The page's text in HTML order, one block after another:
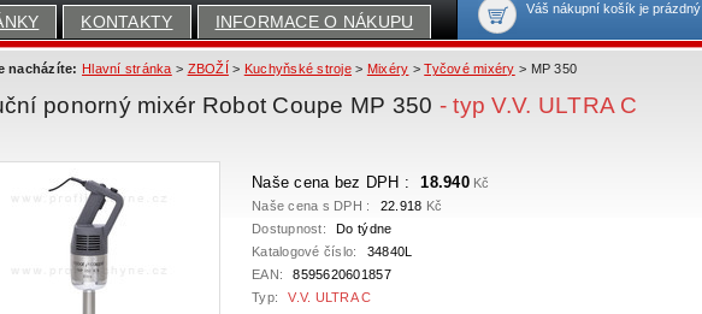
KONTAKTY INFORMACE O NÁKUPU
Váš nákupní košík je prázdný
nacházíte: Hlavní stránka > ZBOŽÍ > Kuchyňské stroje > Mixéry >Tyčové mixéry > MP 350
ponorný mixér Robot Coupe MP 350 - typ V.V. ULTRA C
Naše cena bez DPH : 18.940Kč
Naše cena s DPH :
22.918 Kč
Dostupnost:
Do týdne
Katalogové číslo:
34840L
EAN:
8595620601857
Typ:
V.V. ULTRA C